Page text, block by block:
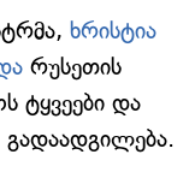
ხრისტია
რუსეთის
ტყვეები და